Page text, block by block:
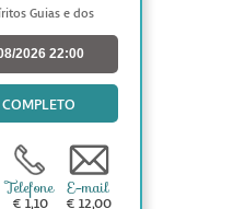
Guias e dos
Animais
2026 22:00
Telefone
€ 1,10
E-mail
€ 12,00